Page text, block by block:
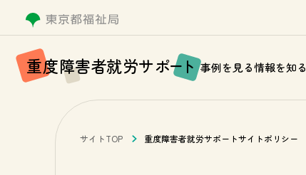
重度障害者就労サポート 事例を見る情報を知る
サイトTOP 重度障害者就労サポートサイトポリシー